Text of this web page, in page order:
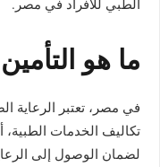
الطبي للافراد في مصر.
ما هو
في مصر، تعتبر الرعاية
تكاليف الخدمات الطبية،
لضمان الوصول إلى